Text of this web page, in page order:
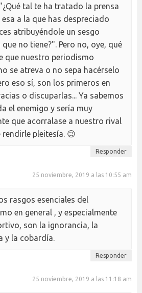
tal te ha tratado la prensa
a la que has despreciado
atribuyéndole un sesgo
no tiene?". Pero no, oye, qué
que nuestro periodismo
se atreva o no sepa hacérselo
eso sí, son los primeros en
o discuparlas... Ya sabemos
el enemigo y sería muy
que acorralase a nuestro rival
rendirle pleitesía. 😉
Responder
25 noviembre, 2019 a las 10:55 am
rasgos esenciales del
en general , y especialmente
son la ignorancia, la
y la cobardía.
Responder
25 noviembre, 2019 a las 11:18 am